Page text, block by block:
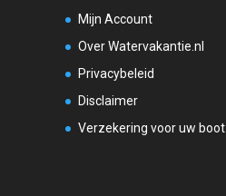
Mijn Account
Over Watervakantie.nl
Privacybeleid
Disclaimer
Verzekering voor uw boot